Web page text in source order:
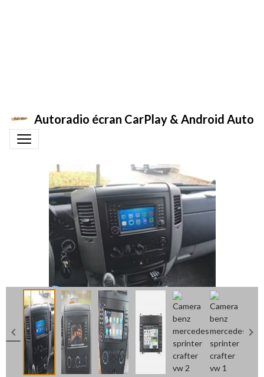
Autoradio écran CarPlay & Android Auto